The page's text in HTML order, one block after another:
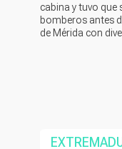
cabina y tuvo que
bomberos antes
de Mérida con